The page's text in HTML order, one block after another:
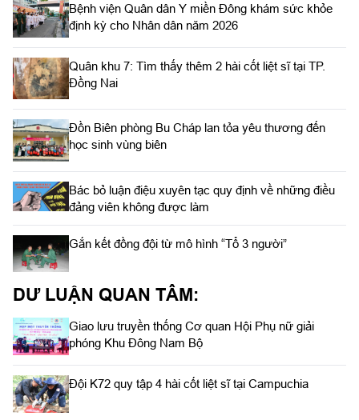
Bệnh viện Quân dân Y miền Đông khám sức khỏe
định kỳ cho Nhân dân năm 2026
Quân khu 7: Tìm thấy thêm 2 hài cốt liệt sĩ tại TP.
Đồng Nai
Đồn Biên phòng Bu Cháp lan tỏa yêu thương đến
học sinh vùng biên
Bác bỏ luận điệu xuyên tạc quy định về những điều
đảng viên không được làm
Gắn kết đồng đội từ mô hình “Tổ 3 người”
DƯ LUẬN QUAN TÂM:
Giao lưu truyền thống Cơ quan Hội Phụ nữ giải
phóng Khu Đông Nam Bộ
Đội K72 quy tập 4 hài cốt liệt sĩ tại Campuchia